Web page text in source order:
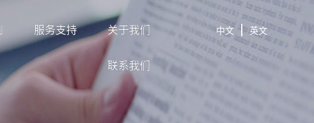
服务支持 关于我们
联系我们
中文 英文